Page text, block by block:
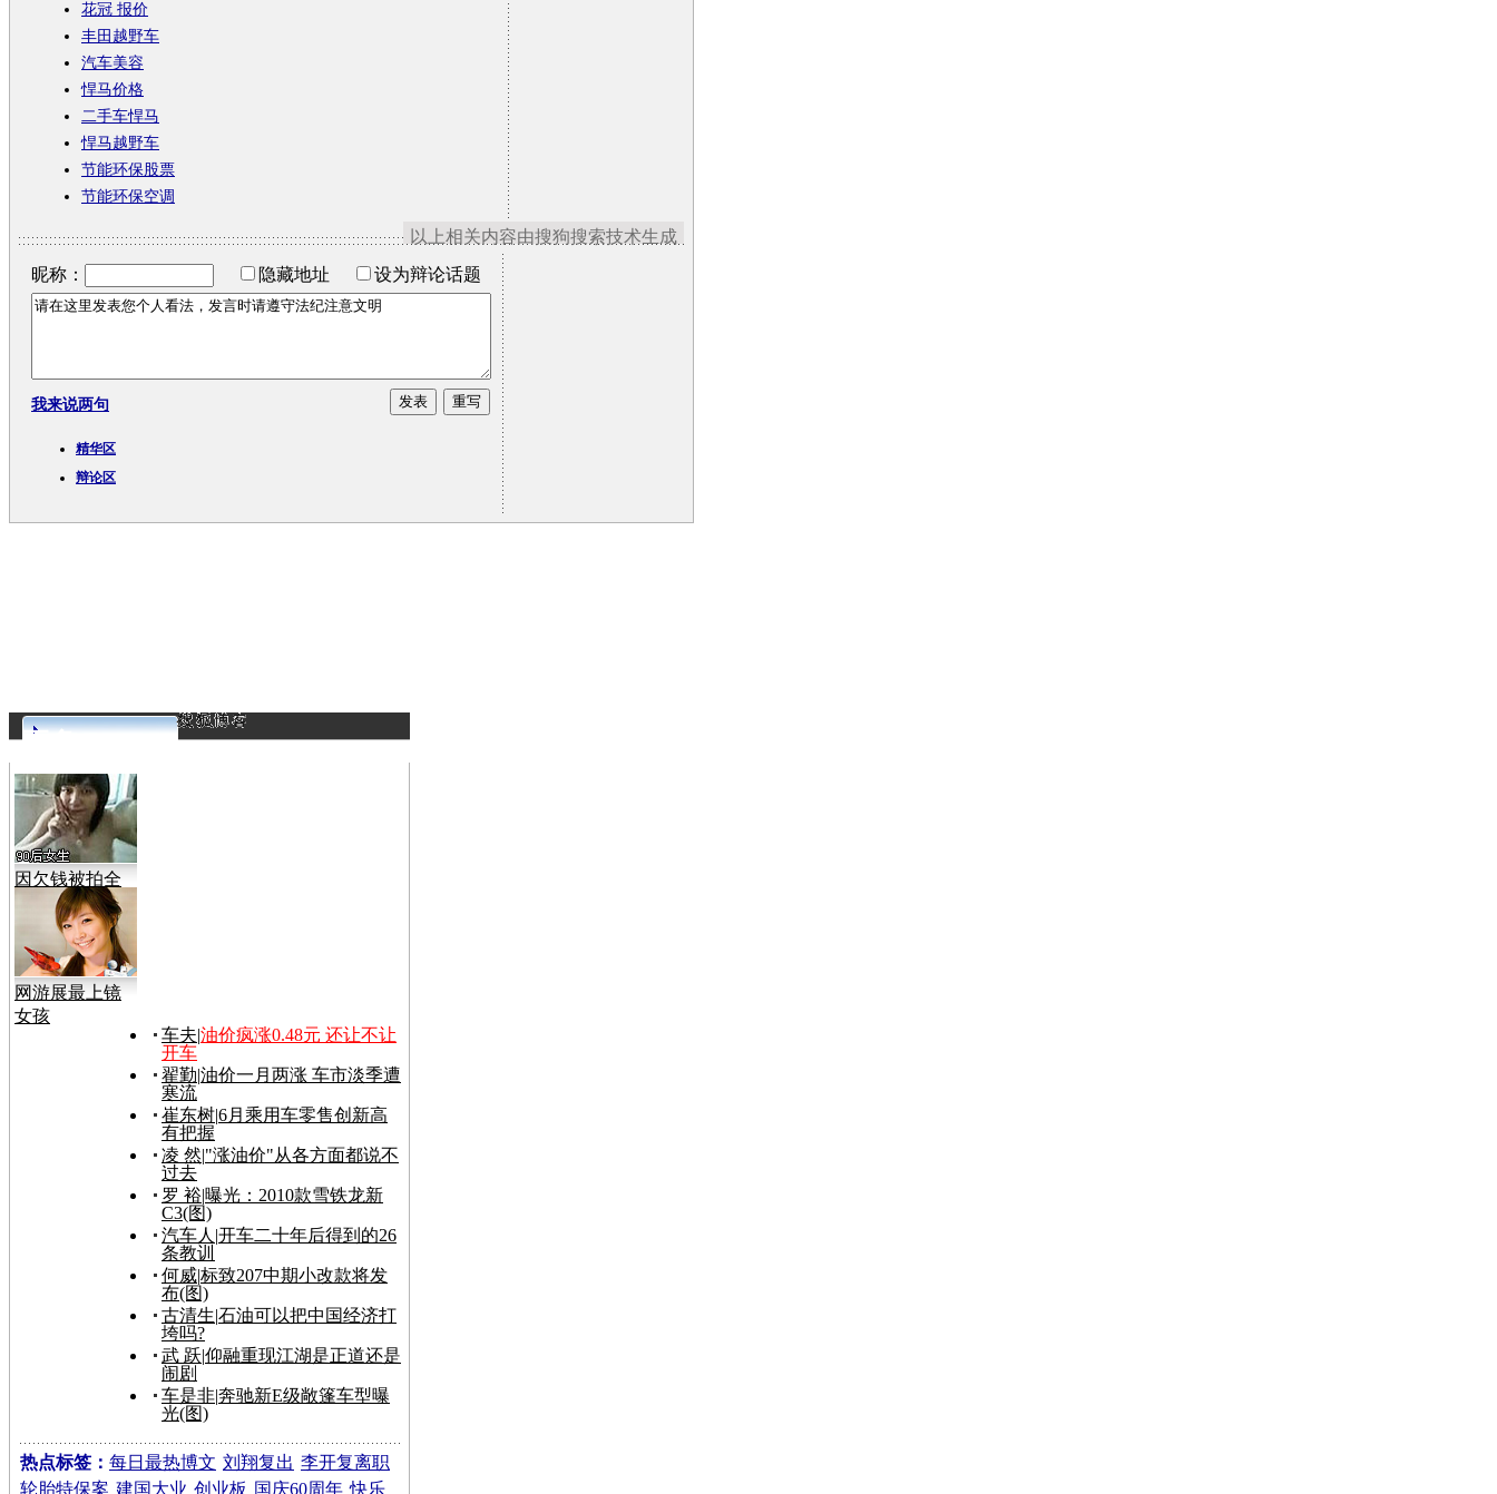
花冠 报价
丰田越野车
汽车美容
悍马价格
二手车悍马
悍马越野车
节能环保股票
节能环保空调
以上相关内容由搜狗搜索技术生成
昵称：
隐藏地址 设为辩论话题
我来说两句
精华区
辩论区
更多>>
因欠钱被拍全
裸视频
网游展最上镜
女孩
车夫|油价疯涨0.48元 还让不让
开车
翟勤|油价一月两涨 车市淡季遭
寒流
崔东树|6月乘用车零售创新高
有把握
凌 然|"涨油价"从各方面都说不
过去
罗 裕|曝光：2010款雪铁龙新
C3(图)
汽车人 |开车二十年后得到的26
条教训
何威|标致207中期小改款将发
布(图)
古清生|石油可以把中国经济打
垮吗?
武 跃|仰融重现江湖是正道还是
闹剧
车是非|奔驰新E级敞篷车型曝
光(图)
热点标签： 每日最热博文 刘翔复出 李开复离职
轮胎特保案 建国大业 创业板 国庆60周年 快乐